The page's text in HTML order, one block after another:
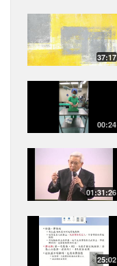
37:17
00:24
01:31:26
25:02